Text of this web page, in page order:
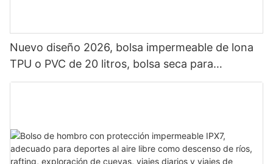
Nuevo diseño 2026, bolsa impermeable de lona
TPU o PVC de 20 litros, bolsa seca para
exteriores, mochila impermeable para camping.